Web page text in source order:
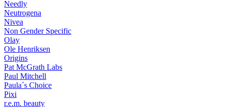
Needly
Neutrogena
Nivea
Non Gender Specific
Olay
Ole Henriksen
Origins
Pat McGrath Labs
Paul Mitchell
Paula´s Choice
Pixi
r.e.m. beauty